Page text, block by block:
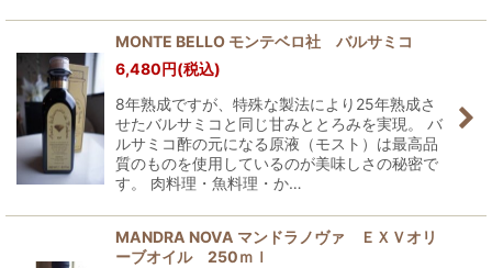
MONTE BELLO モンテベロ社 バルサミコ
6,480円(税込)
8年熟成ですが、特殊な製法により25年熟成さ
せたバルサミコと同じ甘みととろみを実現。 バ
ルサミコ酢の元になる原液（モスト）は最高品
質のものを使用しているのが美味しさの秘密で
す。 肉料理・魚料理・か…
MANDRA NOVA マンドラノヴァ ＥＸＶオリ
ーブオイル 250ｍｌ